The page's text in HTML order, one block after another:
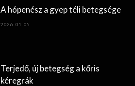
A hópenész a gyep téli betegsége
2026-01-05
Terjedő, új betegség a kőris
kéregrák